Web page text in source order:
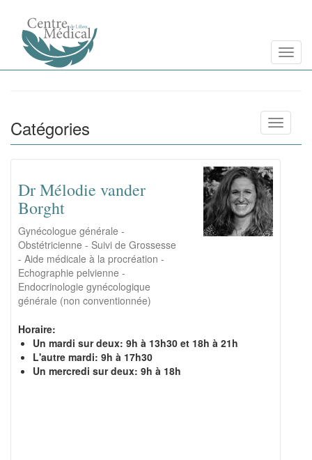
contenu
Toggle
Catégories
Dr Mélodie vander
Borght
Gynécologue générale -
Obstétricienne - Suivi de Grossesse
- Aide médicale à la procréation -
Echographie pelvienne -
Endocrinologie gynécologique
générale (non conventionnée)
Horaire:
Un mardi sur deux: 9h à 13h30 et 18h à 21h
L'autre mardi: 9h à 17h30
Un mercredi sur deux: 9h à 18h